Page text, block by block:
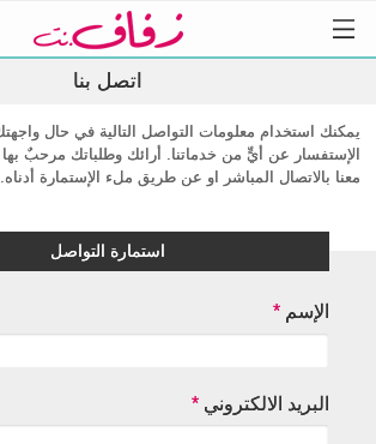
اتصل بنا
يمكنك استخدام معلومات التواصل التالية في حال
الإستفسار عن أيٍّ من خدماتنا. أرائك وطلباتك مرحبٌ بها
معنا بالاتصال المباشر او عن طريق ملء الإستمارة أدناه.
استمارة التواصل
الإسم *
البريد الالكتروني *